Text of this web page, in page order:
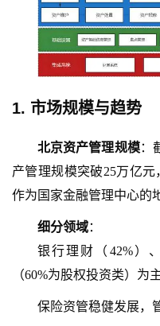
1. 市场规模与趋势
北京资产管理规模：
产管理规模突破25万亿
作为国家金融管理中心的
细分领域：
银行理财（ 42%）
（60%为股权投资类）为
保险资管稳健发展，